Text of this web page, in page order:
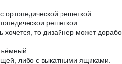
ортопедической решеткой.
решеткой.
то дизайнер может
либо с выкатными ящиками.